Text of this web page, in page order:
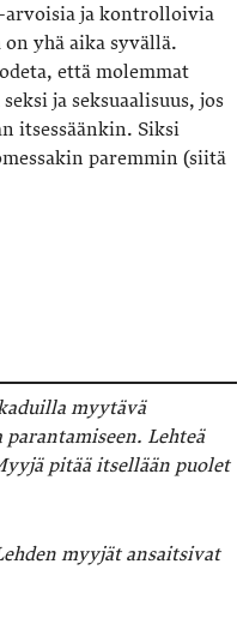
arvoisia ja kontrolloivia
yhä aika syvällä.
että molemmat
ja seksuaalisuus, jos
itsessäänkin. Siksi
paremmin (siitä
myytävä
Lehteä
pitää itsellään puolet
myyjät ansaitsivat